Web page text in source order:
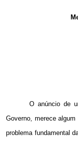
O anúncio de
Governo, merece
problema fundamental